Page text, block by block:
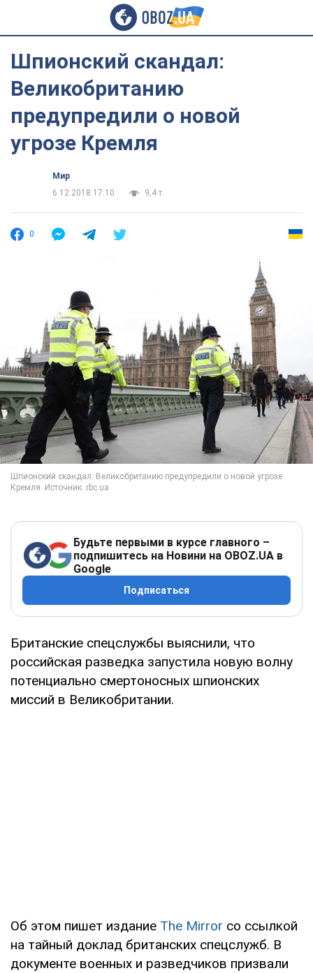
Шпионский скандал:
Великобританию
предупредили о новой
угрозе Кремля
Мир
6.12.2018 17:10
9,4 т.
0
Будьте первыми в курсе главного –
подпишитесь на Новини на OBOZ.UA в
Google
Подписаться
Британские спецслужбы выяснили, что
российская разведка запустила новую волну
потенциально смертоносных шпионских
миссий в Великобритании.
Об этом пишет издание The Mirror со ссылкой
на тайный доклад британских спецслужб. В
документе военных и разведчиков призвали